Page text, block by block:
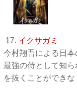
17. イクサガミ
今村翔吾による日
最強の侍として知
を抜くことができ